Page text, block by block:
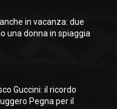
in vacanza: due
una donna in spiaggia
Guccini: il ricordo
Pegna per il